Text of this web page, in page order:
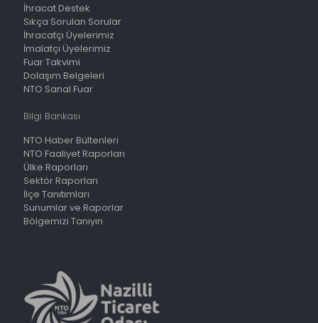
İhracat Destek
Sıkça Sorulan Sorular
İhracatçı Üyelerimiz
İmalatçı Üyelerimiz
Fuar Takvimi
Dolaşım Belgeleri
NTO Sanal Fuar
Bilgi Bankası
NTO Haber Bültenleri
NTO Faaliyet Raporları
Ülke Raporları
Sektör Raporları
İlçe Tanıtımları
Sunumlar ve Raporlar
Bölgemizi Tanıyın